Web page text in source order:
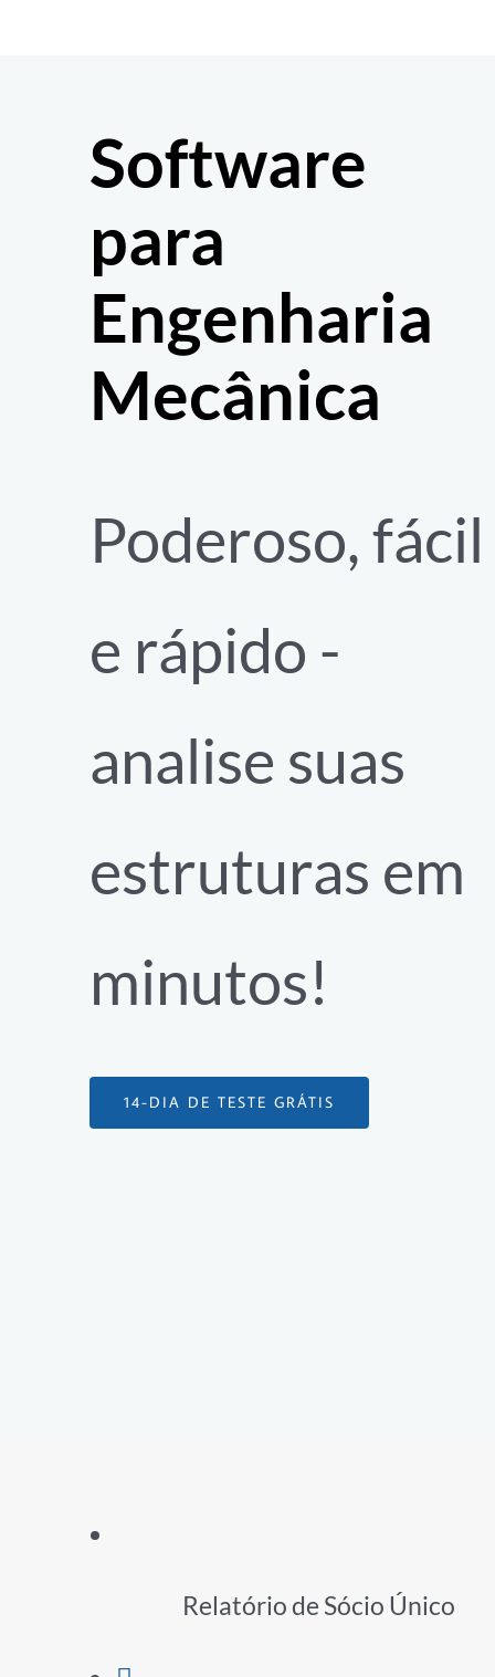
Software
para
Engenharia
Mecânica
Poderoso, fácil
e rápido -
analise suas
estruturas em
minutos!
14-DIA DE TESTE GRÁTIS
Relatório de Sócio Único